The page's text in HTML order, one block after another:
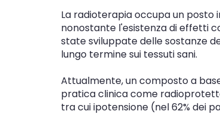
La radioterapia occupa un
nonostante l'esistenza di effetti
state sviluppate delle sostanze
lungo termine sui tessuti sani.
Attualmente, un composto a
pratica clinica come
tra cui ipotensione (nel 62% dei